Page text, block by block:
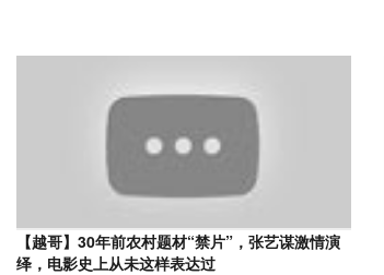
【越哥】30年前农村题材“禁片”，张艺谋激情演
绎，电影史上从未这样表达过